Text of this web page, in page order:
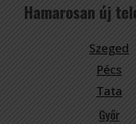
Hamarosan új
Szeged
Pécs
Tata
Győr